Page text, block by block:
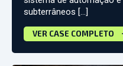
subterrâneos […]
VER CASE COMPLETO